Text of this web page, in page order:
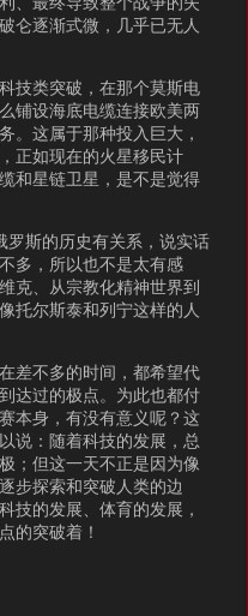
仑逐渐式微，几乎已无人
技类突破，在那个莫斯电
铺设海底电缆连接欧美两
。这属于那种投入巨大，
正如现在的火星移民计
和星链卫星，是不是觉得
罗斯的历史有关系，说实话
多，所以也不是太有感
克、从宗教化精神世界到
托尔斯泰和列宁这样的人
差不多的时间，都希望代
达过的极点。为此也都付
本身，有没有意义呢？这
说：随着科技的发展，总
；但这一天不正是因为像
步探索和突破人类的边
技的发展、体育的发展，
的突破着！